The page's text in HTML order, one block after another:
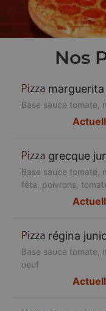
Nos
Base sauce tomate,
grecque
Base sauce tomate,
fêta, poivrons,
régina
Base sauce tomate,
oeuf